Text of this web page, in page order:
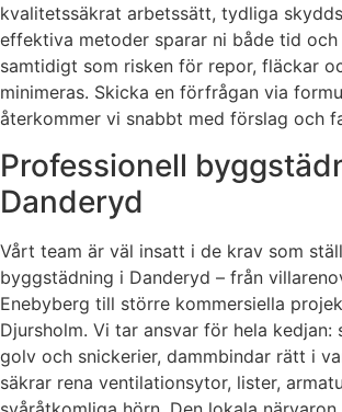
kvalitetssäkrat arbetssätt, tydliga
effektiva metoder sparar ni både tid och
samtidigt som risken för repor, fläckar
minimeras. Skicka en förfrågan via
återkommer vi snabbt med förslag och
Professionell
Danderyd
Vårt team är väl insatt i de krav som
byggstädning i Danderyd – från
Enebyberg till större kommersiella
Djursholm. Vi tar ansvar för hela kedjan:
golv och snickerier, dammbindar rätt i
säkrar rena ventilationsytor, lister,